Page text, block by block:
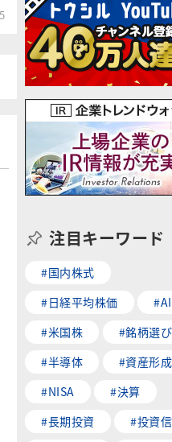
注目キーワード
#国内株式
#日経平均株価
#AI
#米国株
#銘柄選び
#半導体
#資産形成
#NISA
#決算
#長期投資
#投資